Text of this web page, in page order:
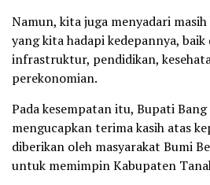
Namun, kita juga menyadari
yang kita hadapi kedepannya,
infrastruktur, pendidikan,
perekonomian.
Pada kesempatan itu, Bupati
mengucapkan terima kasih atas
diberikan oleh masyarakat Bumi
untuk memimpin Kabupaten